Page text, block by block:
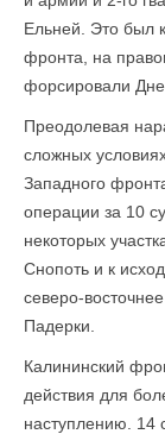
Ельней. Это был
фронта, на
форсировали
Преодолевая
сложных
Западного
операции за 10
некоторых
Снопоть и к
северо-
Падерки.
Калининский
действия для
наступлению. 14